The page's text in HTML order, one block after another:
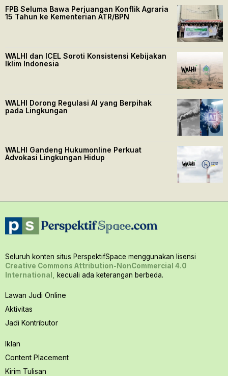
FPB Seluma Bawa Perjuangan Konflik Agraria
15 Tahun ke Kementerian ATR/BPN
WALHI dan ICEL Soroti Konsistensi Kebijakan
Iklim Indonesia
WALHI Dorong Regulasi AI yang Berpihak
pada Lingkungan
WALHI Gandeng Hukumonline Perkuat
Advokasi Lingkungan Hidup
Seluruh konten situs PerspektifSpace menggunakan lisensi
Creative Commons Attribution-NonCommercial 4.0
International, kecuali ada keterangan berbeda.
Lawan Judi Online
Aktivitas
Jadi Kontributor
Iklan
Content Placement
Kirim Tulisan